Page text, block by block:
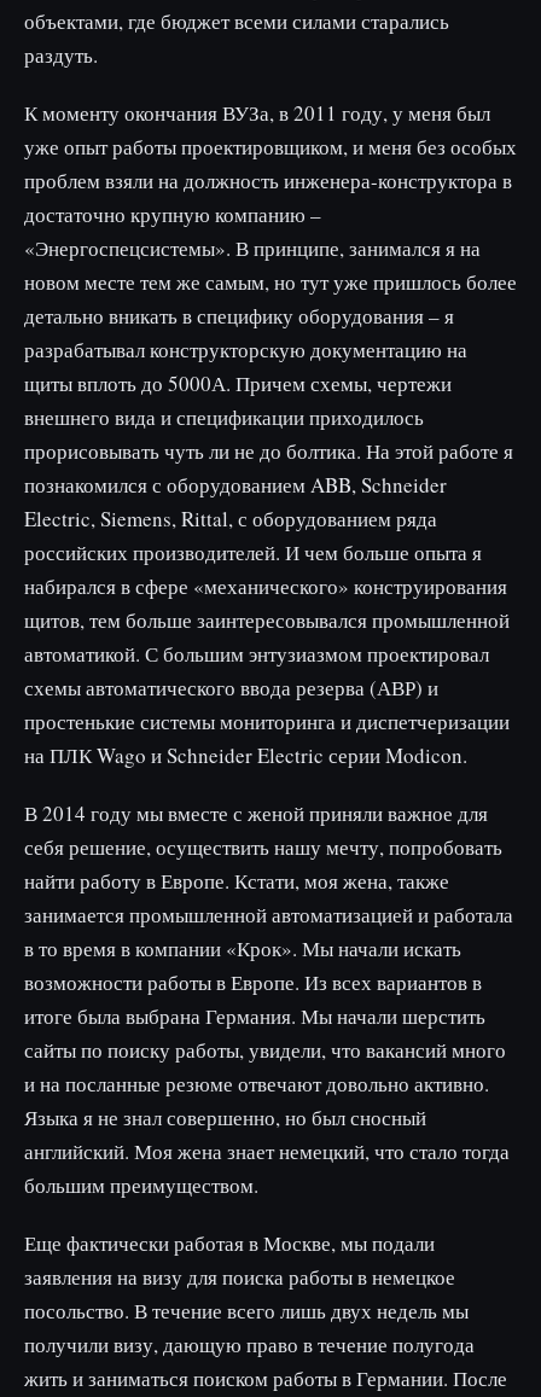
объектами, где бюджет всеми силами старались
раздуть.
К моменту окончания ВУЗа, в 2011 году, у меня был
уже опыт работы проектировщиком, и меня без особых
проблем взяли на должность инженера-конструктора в
достаточно крупную компанию –
«Энергоспецсистемы». В принципе, занимался я на
новом месте тем же самым, но тут уже пришлось более
детально вникать в специфику оборудования – я
разрабатывал конструкторскую документацию на
щиты вплоть до 5000А. Причем схемы, чертежи
внешнего вида и спецификации приходилось
прорисовывать чуть ли не до болтика. На этой работе я
познакомился с оборудованием ABB, Schneider
Electric, Siemens, Rittal, с оборудованием ряда
российских производителей. И чем больше опыта я
набирался в сфере «механического» конструирования
щитов, тем больше заинтересовывался промышленной
автоматикой. С большим энтузиазмом проектировал
схемы автоматического ввода резерва (АВР) и
простенькие системы мониторинга и диспетчеризации
на ПЛК Wago и Schneider Electric серии Modicon.
В 2014 году мы вместе с женой приняли важное для
себя решение, осуществить нашу мечту, попробовать
найти работу в Европе. Кстати, моя жена, также
занимается промышленной автоматизацией и работала
в то время в компании «Крок». Мы начали искать
возможности работы в Европе. Из всех вариантов в
итоге была выбрана Германия. Мы начали шерстить
сайты по поиску работы, увидели, что вакансий много
и на посланные резюме отвечают довольно активно.
Языка я не знал совершенно, но был сносный
английский. Моя жена знает немецкий, что стало тогда
большим преимуществом.
Еще фактически работая в Москве, мы подали
заявления на визу для поиска работы в немецкое
посольство. В течение всего лишь двух недель мы
получили визу, дающую право в течение полугода
жить и заниматься поиском работы в Германии. После